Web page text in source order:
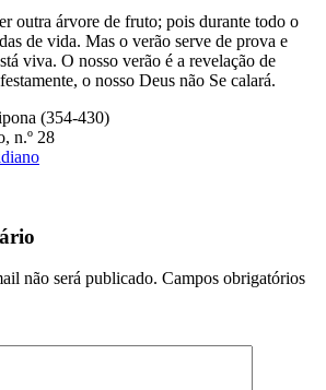
outra árvore de fruto; pois durante todo o
de vida. Mas o verão serve de prova e
viva. O nosso verão é a revelação de
o nosso Deus não Se calará.
(354-430)
n.º 28
não será publicado. Campos obrigatórios